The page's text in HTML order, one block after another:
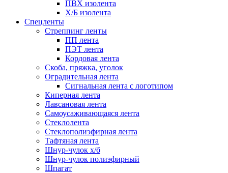
ПВХ изолента
Х/Б изолента
Спецленты
Стреппинг ленты
ПП лента
ПЭТ лента
Кордовая лента
Скоба, пряжка, уголок
Оградительная лента
Сигнальная лента с логотипом
Киперная лента
Лавсановая лента
Самоусаживающаяся лента
Стеклолента
Стеклополиэфирная лента
Тафтяная лента
Шнур-чулок х/б
Шнур-чулок полиэфирный
Шпагат